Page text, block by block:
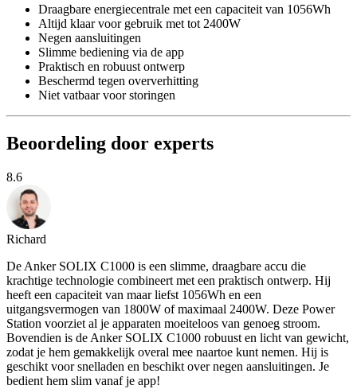
Draagbare energiecentrale met een capaciteit van 1056Wh
Altijd klaar voor gebruik met tot 2400W
Negen aansluitingen
Slimme bediening via de app
Praktisch en robuust ontwerp
Beschermd tegen oververhitting
Niet vatbaar voor storingen
Beoordeling door experts
8.6
Richard
De Anker SOLIX C1000 is een slimme, draagbare accu die
krachtige technologie combineert met een praktisch ontwerp. Hij
heeft een capaciteit van maar liefst 1056Wh en een
uitgangsvermogen van 1800W of maximaal 2400W. Deze Power
Station voorziet al je apparaten moeiteloos van genoeg stroom.
Bovendien is de Anker SOLIX C1000 robuust en licht van gewicht,
zodat je hem gemakkelijk overal mee naartoe kunt nemen. Hij is
geschikt voor snelladen en beschikt over negen aansluitingen. Je
bedient hem slim vanaf je app!